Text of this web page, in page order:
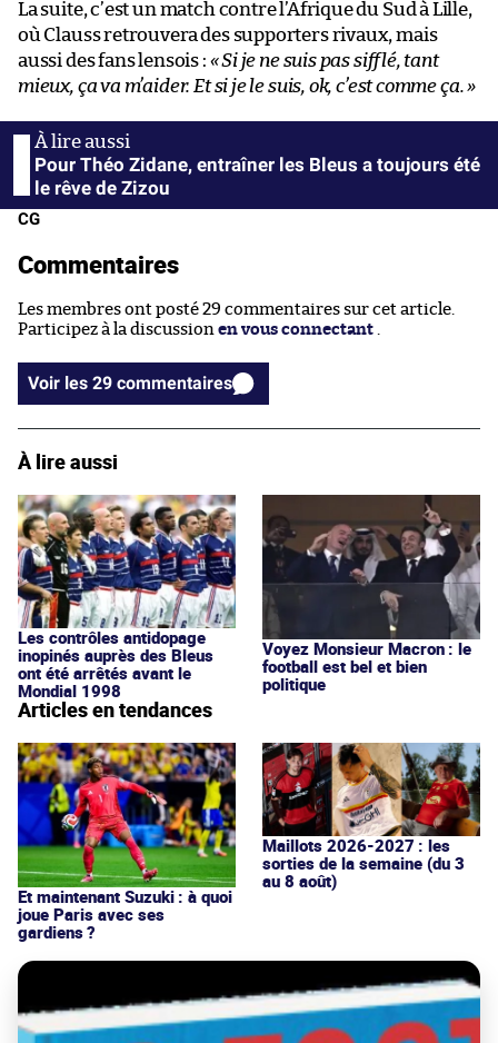
La suite, c’est un match contre l’Afrique du Sud à Lille,
où Clauss retrouvera des supporters rivaux, mais
aussi des fans lensois : « Si je ne suis pas sifflé, tant
mieux, ça va m’aider. Et si je le suis, ok, c’est comme ça. »
Pour Théo Zidane, entraîner les Bleus a toujours été
le rêve de Zizou
CG
Commentaires
Les membres ont posté 29 commentaires sur cet article.
Participez à la discussion en vous connectant
Voir les 29 commentaires
À lire aussi
Les contrôles antidopage
inopinés auprès des Bleus
ont été arrêtés avant le
Mondial 1998
Voyez Monsieur Macron : le
football est bel et bien
politique
Articles en tendances
Et maintenant Suzuki : à quoi
joue Paris avec ses
gardiens ?
Maillots 2026-2027 : les
sorties de la semaine (du 3
au 8 août)